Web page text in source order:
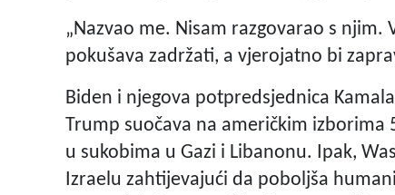
„Nazvao me. Nisam razgovarao s
pokušava zadržati, a vjerojatno bi
Biden i njegova potpredsjednica
Trump suočava na američkim
u sukobima u Gazi i Libanonu. Ipak,
Izraelu zahtijevajući da poboljša